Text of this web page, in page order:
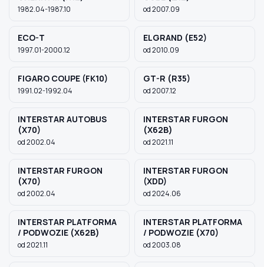
1982.04-1987.10 od 2007.09
ECO-T
1997.01-2000.12
ELGRAND (E52)
od 2010.09
FIGARO COUPE (FK10)
1991.02-1992.04
GT-R (R35)
od 2007.12
INTERSTAR AUTOBUS
(X70)
od 2002.04
INTERSTAR FURGON
(X62B)
od 2021.11
INTERSTAR FURGON
(X70)
od 2002.04
INTERSTAR FURGON
(XDD)
od 2024.06
INTERSTAR PLATFORMA
/ PODWOZIE (X62B)
od 2021.11
INTERSTAR PLATFORMA
/ PODWOZIE (X70)
od 2003.08